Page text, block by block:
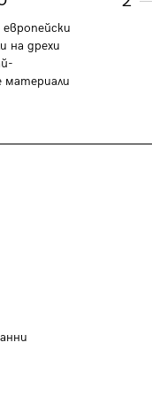
на дрехи
материали